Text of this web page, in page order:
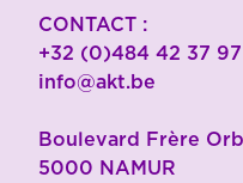
CONTACT :
+32 (0)484 42 37 97
info@akt.be
Boulevard Frère
5000 NAMUR